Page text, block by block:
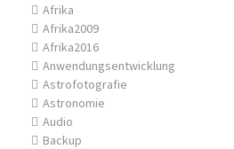
Afrika
Afrika2009
Afrika2016
Anwendungsentwicklung
Astrofotografie
Astronomie
Audio
Backup